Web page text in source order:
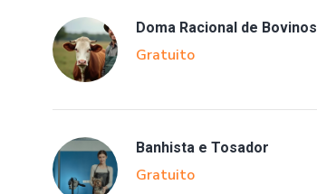
Doma Racional de Bovinos
Gratuito
Banhista e Tosador
Gratuito